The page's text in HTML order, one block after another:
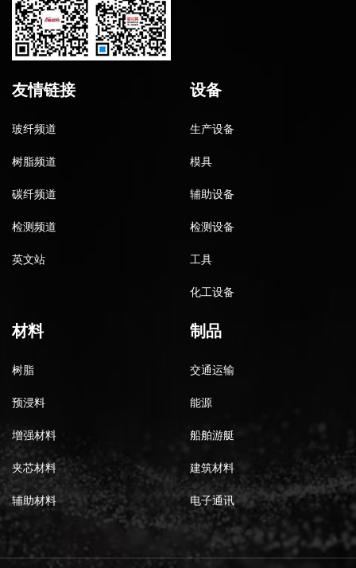
友情链接
玻纤频道
树脂频道
碳纤频道
检测频道
英文站
设备
生产设备
模具
辅助设备
检测设备
工具
化工设备
材料
树脂
预浸料
增强材料
夹芯材料
辅助材料
制品
交通运输
能源
船舶游艇
建筑材料
电子通讯